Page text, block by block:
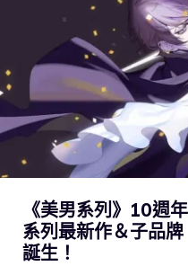
《美男系列》10週
系列最新作＆子品牌
誕生！